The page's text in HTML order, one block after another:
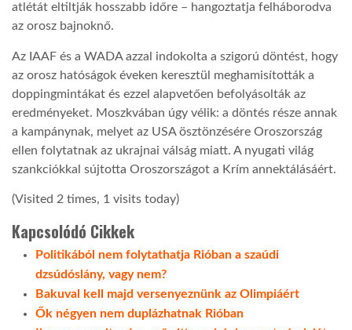
DOBRAVERO.HU
LATIMO.HU
GLOBOBOOK
atlétát eltiltják hosszabb időre – hangoztatja felháborodva
az orosz bajnoknő.
Az IAAF és a WADA azzal indokolta a szigorú döntést, hogy
az orosz hatóságok éveken keresztül meghamisították a
doppingmintákat és ezzel alapvetően befolyásolták az
eredményeket. Moszkvában úgy vélik: a döntés része annak
a kampánynak, melyet az USA ösztönzésére Oroszország
ellen folytatnak az ukrajnai válság miatt. A nyugati világ
szankciókkal sújtotta Oroszországot a Krím annektálásáért.
(Visited 2 times, 1 visits today)
Kapcsolódó Cikkek
Politikából nem folytathatja Rióban a szaúdi
dzsúdóslány, vagy nem?
Bakuval kell majd versenyeznünk az Olimpiáért
Ők négyen nem duplázhatnak Rióban